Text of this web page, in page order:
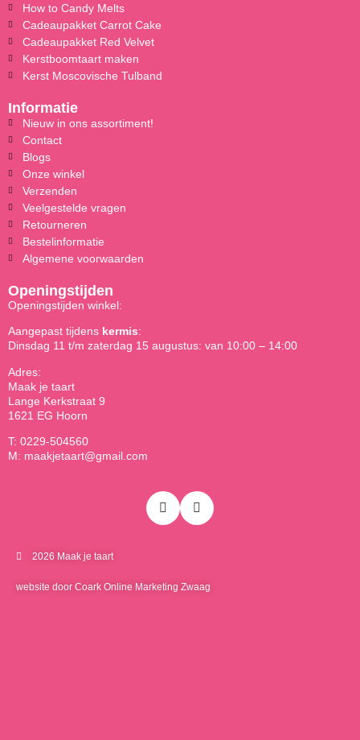
How to Candy Melts
Cadeaupakket Carrot Cake
Cadeaupakket Red Velvet
Kerstboomtaart maken
Kerst Moscovische Tulband
Informatie
Nieuw in ons assortiment!
Contact
Blogs
Onze winkel
Verzenden
Veelgestelde vragen
Retourneren
Bestelinformatie
Algemene voorwaarden
Openingstijden
Openingstijden winkel:
Aangepast tijdens kermis:
Dinsdag 11 t/m zaterdag 15 augustus: van 10:00 – 14:00
Adres:
Maak je taart
Lange Kerkstraat 9
1621 EG Hoorn
T: 0229-504560
M: maakjetaart@gmail.com
2026 Maak je taart
website door Coark Online Marketing Zwaag